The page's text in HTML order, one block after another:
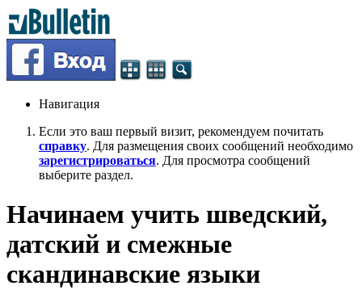
Навигация
Если это ваш первый визит, рекомендуем почитать
справку. Для размещения своих сообщений необходимо
зарегистрироваться. Для просмотра сообщений
выберите раздел.
Начинаем учить шведский,
датский и смежные
скандинавские языки